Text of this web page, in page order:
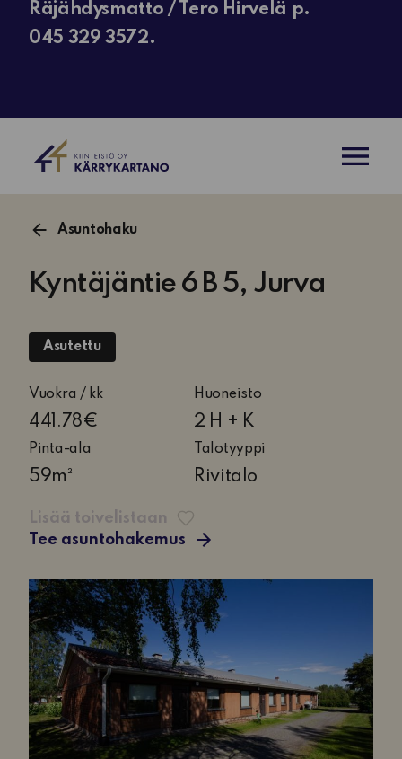
Räjähdysmatto / Tero Hirvelä p.
045 329 3572.
Asuntohaku
Kyntäjäntie 6 B 5, Jurva
Asutettu
Vuokra / kk
441.78€
Huoneisto
2 H + K
2
huonetta
keittiö
Pinta-ala
59m²
Talotyyppi
Rivitalo
Lisää toivelistaan
Tee asuntohakemus